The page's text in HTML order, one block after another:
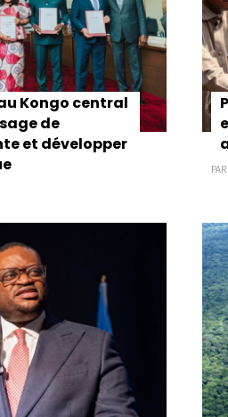
Kongo central
de
et développer